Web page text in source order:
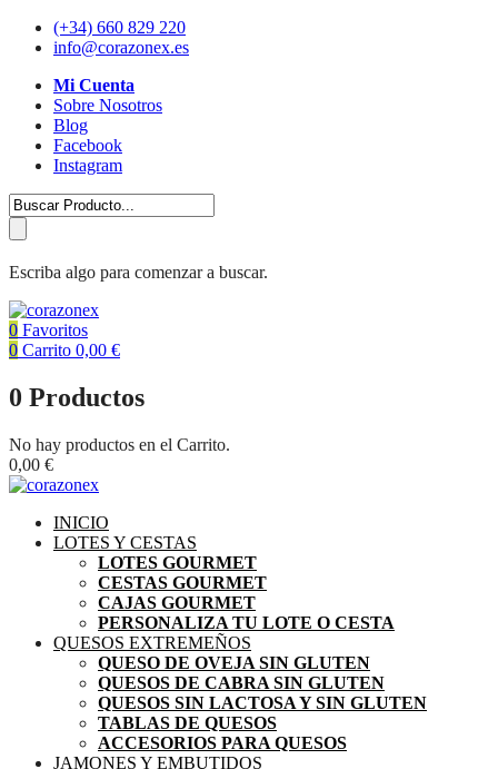
(+34) 660 829 220
info@corazonex.es
Mi Cuenta
Sobre Nosotros
Blog
Facebook
Instagram
Escriba algo para comenzar a buscar.
0 Favoritos
0 Carrito 0,00 €
0 Productos
No hay productos en el Carrito.
0,00 €
INICIO
LOTES Y CESTAS
LOTES GOURMET
CESTAS GOURMET
CAJAS GOURMET
PERSONALIZA TU LOTE O CESTA
QUESOS EXTREMEÑOS
QUESO DE OVEJA SIN GLUTEN
QUESOS DE CABRA SIN GLUTEN
QUESOS SIN LACTOSA Y SIN GLUTEN
TABLAS DE QUESOS
ACCESORIOS PARA QUESOS
JAMONES Y EMBUTIDOS